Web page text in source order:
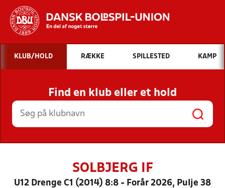
Hvad vil du søge efter?
INDHOLD OG NYHEDER
STILLINGER, RESULTATER, KLUBBER OG
HOLD
KLUB/HOLD RÆKKE SPILLESTED KAMP
Find en klub eller et hold
SOLBJERG IF
U12 Drenge C1 (2014) 8:8 - Forår 2026, Pulje 38